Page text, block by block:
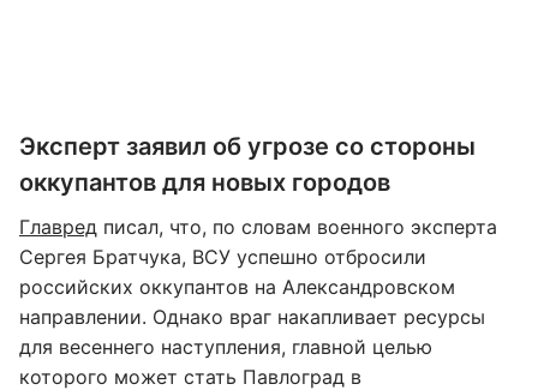
Эксперт заявил об угрозе со стороны
оккупантов для новых городов
Главред писал, что, по словам военного эксперта
Сергея Братчука, ВСУ успешно отбросили
российских оккупантов на Александровском
направлении. Однако враг накапливает ресурсы
для весеннего наступления, главной целью
которого может стать Павлоград в